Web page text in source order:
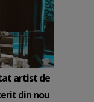
artist de
din nou